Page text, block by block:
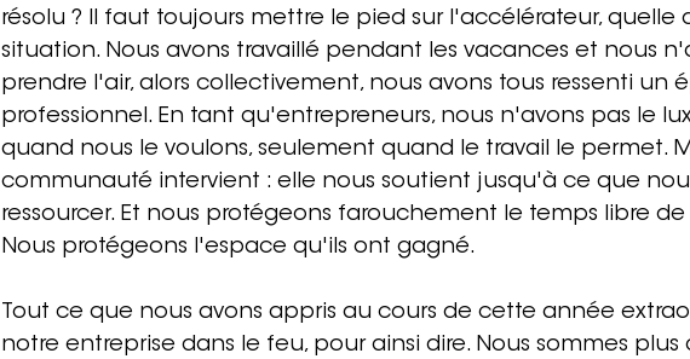
résolu ? Il faut toujours mettre le pied sur l'accélérateur, quelle
situation. Nous avons travaillé pendant les vacances et nous
prendre l'air, alors collectivement, nous avons tous ressenti un
professionnel. En tant qu'entrepreneurs, nous n'avons pas le
quand nous le voulons, seulement quand le travail le permet.
communauté intervient : elle nous soutient jusqu'à ce que
ressourcer. Et nous protégeons farouchement le temps libre
Nous protégeons l'espace qu'ils ont gagné.
Tout ce que nous avons appris au cours de cette année
notre entreprise dans le feu, pour ainsi dire. Nous sommes plus